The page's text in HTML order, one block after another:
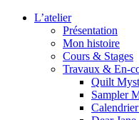
L’atelier
Présentation
Mon histoire
Cours & Stages
Travaux & En-
Quilt
Sampler